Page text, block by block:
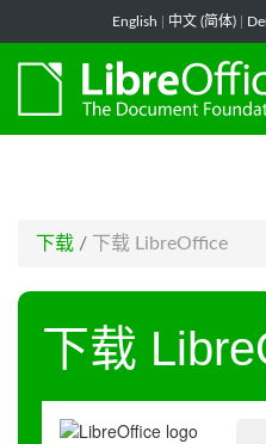
English 中文 (简体)
下载 / 下载 LibreOffice
下载